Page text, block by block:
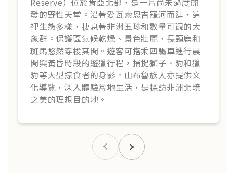
發的野性天堂。沿著愛瓦索恩吉羅河而建，這
裡生態多樣，棲息著非洲五珍和數量可觀的大
象群。保護區氣候乾燥、景色壯麗，長頸鹿和
斑馬悠然穿梭其間。遊客可搭乘四驅車進行晨
間與黃昏時段的遊獵行程，捕捉獅子、豹和獵
豹等大型掠食者的身影。山布魯族人亦提供文
化導覽，深入體驗當地生活，是探訪非洲北境
之美的理想目的地。